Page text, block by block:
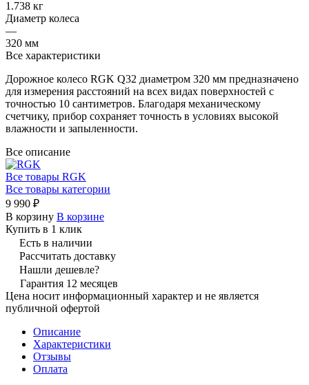
1.738 кг
Диаметр колеса
—
320 мм
Все характеристики
Дорожное колесо RGK Q32 диаметром 320 мм предназначено
для измерения расстояний на всех видах поверхностей с
точностью 10 сантиметров. Благодаря механическому
счетчику, прибор сохраняет точность в условиях высокой
влажности и запыленности.
Все описание
Все товары RGK
Все товары категории
9 990 ₽
В корзину В корзине
Купить в 1 клик
Есть в наличии
Рассчитать доставку
Нашли дешевле?
Гарантия 12 месяцев
Цена носит информационный характер и не является
публичной офертой
Описание
Характеристики
Отзывы
Оплата